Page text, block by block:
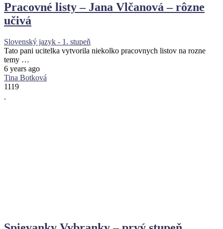
Pracovné listy – Jana Vlčanová – rôzne
učivá
Slovenský jazyk - 1. stupeň
Tato pani ucitelka vytvorila niekolko pracovnych listov na rozne
temy …
6 years ago
Tina Botková
1119